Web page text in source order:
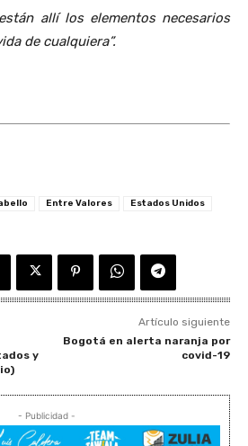
allí los elementos necesarios
de cualquiera”.
Entre Valores Estados Unidos
y
Artículo siguiente
Bogotá en alerta naranja por
covid-19
- Publicidad -